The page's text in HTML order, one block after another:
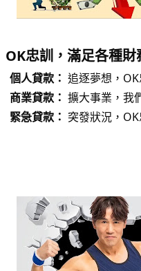
OK忠訓，滿足各種財
個人貸款： 追逐夢想，
商業貸款： 擴大事業，我
緊急貸款： 突發狀況，